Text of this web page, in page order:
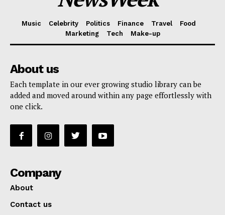
Music Celebrity Politics Finance Travel
Food
Marketing
Tech Make-up
About us
Each template in our ever growing studio library can be
added and moved around within any page effortlessly with
one click.
Company
About
Contact us